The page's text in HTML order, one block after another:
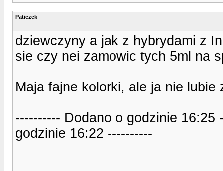
Paticzek
dziewczyny a jak z hybrydami z
sie czy nei zamowic tych 5ml na
Maja fajne kolorki, ale ja nie
---------- Dodano o godzinie 16:25
godzinie 16:22 ----------